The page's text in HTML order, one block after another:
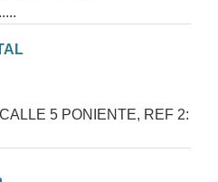
5 PONIENTE, REF 2: